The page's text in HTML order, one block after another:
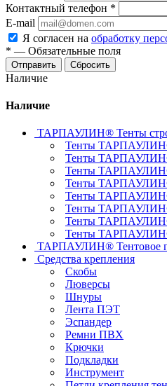
Контактный телефон *
E-mail
Я согласен на обработку
* — Обязательные поля
Отправить Сбросить
Наличие
Наличие
ТАРПАУЛИН® Тенты
Тенты
Тенты
Тенты ТАРПАУЛИН®
Тенты ТАРПАУЛИН®
Тенты ТАРПАУЛИН®
Тенты ТАРПАУЛИН®
Тенты ТАРПАУЛИН®
Тенты ТАРПАУЛИН®
ТАРПАУЛИН® Тентовое
Средства крепления
Скобы
Люверсы
Шнуры
Лента ПЭТ
Эспандер
Ремни ПВХ
Крючки
Подкладки
Инструмент